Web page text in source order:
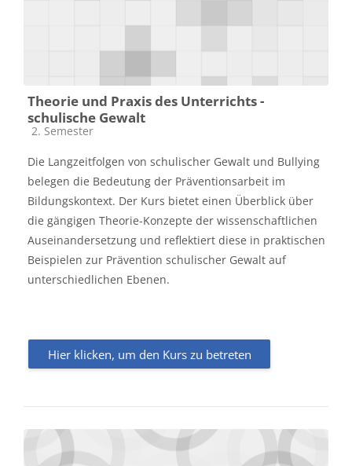
Theorie und Praxis des Unterrichts -
schulische Gewalt
Kursbereich
2. Semester
Die Langzeitfolgen von schulischer Gewalt und Bullying
belegen die Bedeutung der Präventionsarbeit im
Bildungskontext. Der Kurs bietet einen Überblick über
die gängigen Theorie-Konzepte der wissenschaftlichen
Auseinandersetzung und reflektiert diese in praktischen
Beispielen zur Prävention schulischer Gewalt auf
unterschiedlichen Ebenen.
Hier klicken, um den Kurs zu betreten